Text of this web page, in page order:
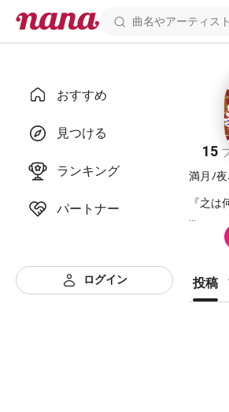
おすすめ
見つける
ランキング
パートナー
ログイン
15
満月ﾉ
『之は
と問ｴ
『之は…
投稿